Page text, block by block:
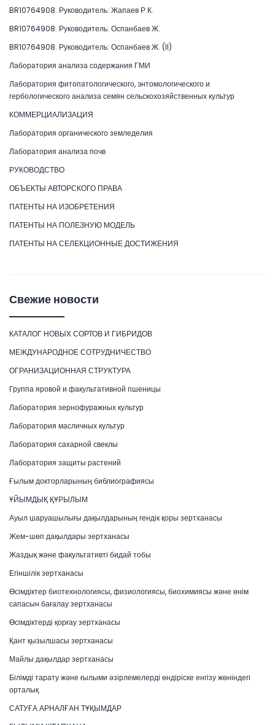
BR10764908. Руководитель: Жапаев Р.К.
BR10764908. Руководитель: Оспанбаев Ж.
BR10764908. Руководитель: Оспанбаев Ж. (II)
Лаборатория анализа содержания ГМИ
Лаборатория фитопатологического, энтомологического и
гербологического анализа семян сельскохозяйственных культур
КОММЕРЦИАЛИЗАЦИЯ
Лаборатория органического земледелия
Лаборатория анализа почв
РУКОВОДСТВО
ОБЪЕКТЫ АВТОРСКОГО ПРАВА
ПАТЕНТЫ НА ИЗОБРЕТЕНИЯ
ПАТЕНТЫ НА ПОЛЕЗНУЮ МОДЕЛЬ
ПАТЕНТЫ НА СЕЛЕКЦИОННЫЕ ДОСТИЖЕНИЯ
Свежие новости
КАТАЛОГ НОВЫХ СОРТОВ И ГИБРИДОВ
МЕЖДУНАРОДНОЕ СОТРУДНИЧЕСТВО
ОГРАНИЗАЦИОННАЯ СТРУКТУРА
Группа яровой и факультативной пшеницы
Лаборатория зернофуражных культур
Лаборатория масличных культур
Лаборатория сахарной свеклы
Лаборатория защиты растений
Ғылым докторларының библиографиясы
ҰЙЫМДЫҚ ҚҰРЫЛЫМ
Ауыл шаруашылығы дақылдарының гендік қоры зертханасы
Жем-шөп дақылдары зертханасы
Жаздық және факультативті бидай тобы
Егіншілік зертханасы
Өсімдіктер биотехнологиясы, физиологиясы, биохимиясы және өнім
сапасын бағалау зертханасы
Өсімдіктерді қорғау зертханасы
Қант қызылшасы зертханасы
Майлы дақылдар зертханасы
Білімді тарату және ғылыми әзірлемелерді өндіріске енгізу жөніндегі
орталық
САТУҒА АРНАЛҒАН ТҰҚЫМДАР